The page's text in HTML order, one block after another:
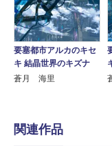
要塞都市アルカのキセ
キ 結晶世界のキズナ
蒼月 海里
関連作品